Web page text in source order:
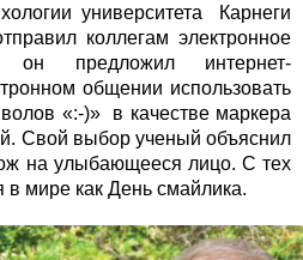
университета Карнеги
коллегам электронное
предложил интернет-
общении использовать
«:-)» в качестве маркера
Свой выбор ученый объяснил
на улыбающееся лицо. С тех
в мире как День смайлика.